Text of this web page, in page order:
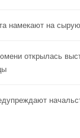
намекают на
открылась